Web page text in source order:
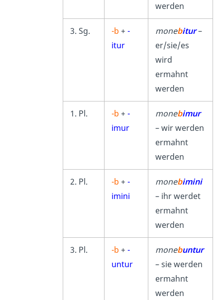
werden
3. Sg. -b + -
itur
monebitur–
er/sie/es
wird
ermahnt
werden
1. Pl. -b + -
imur
monebimur
– wir werden
ermahnt
werden
2. Pl. -b + -
imini
monebimini
– ihr werdet
ermahnt
werden
3. Pl. -b + -
untur
monebuntur
– sie werden
ermahnt
werden